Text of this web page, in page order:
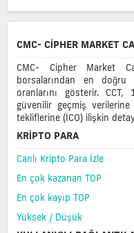
olan
coin
almak
için
bize
katılın.
Fiyat
Coin
Cap
Almak
tüm
fiyat
CMC- CIPHER MARKET
CMC- Cipher Market
borsalarından en
oranlarını gösterir.
güvenilir geçmiş
tekliflerine (İCO) ilişkin
KRIPTO PARA
Canlı Kripto Para İzle
En çok kazanan TOP
En çok kayıp TOP
Yüksek / Düşük